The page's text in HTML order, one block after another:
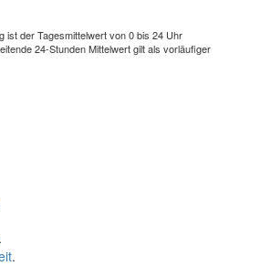
ist der Tagesmittelwert von 0 bis 24 Uhr
24-Stunden Mittelwert gilt als vorläufiger
.
.